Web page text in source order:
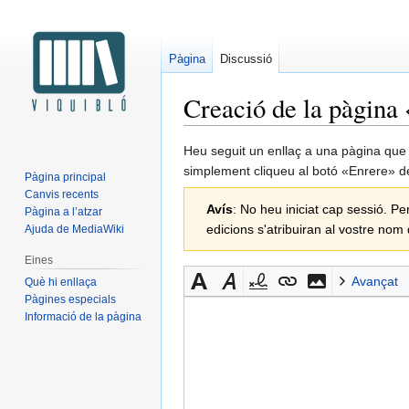
Creació de la pàgina
Salta
a
la
navegació
Salta
a
la
cerca
Heu seguit un enllaç a una pàgina
simplement cliqueu al botó «Enrere»
Avís: No heu iniciat cap sessió.
edicions s'atribuiran al vostre
Avançat
Pàgina Discussió
Pàgina principal
Canvis recents
Pàgina a l’atzar
Ajuda de MediaWiki
Eines
Què hi enllaça
Pàgines especials
Informació de la pàgina